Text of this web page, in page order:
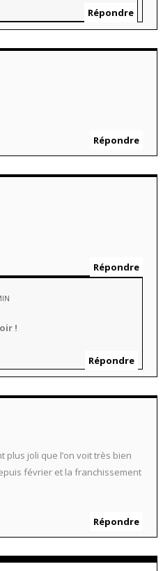
Répondre
Répondre
Répondre
!
Répondre
plus joli que l’on voit très bien
février et la franchissement
Répondre